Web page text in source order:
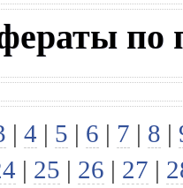
по
| 4 | 5 | 6 | 7 | 8 |
| 25 | 26 | 27 |